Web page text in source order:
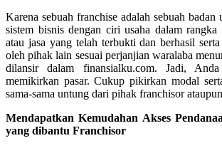
Karena sebuah franchise adalah sebuah
sistem bisnis dengan ciri usaha dalam rangka
atau jasa yang telah terbukti dan berhasil
oleh pihak lain sesuai perjanjian waralaba
dilansir dalam finansialku.com. Jadi,
memikirkan pasar. Cukup pikirkan modal
sama-sama untung dari pihak franchisor
Mendapatkan Kemudahan Akses
yang dibantu Franchisor